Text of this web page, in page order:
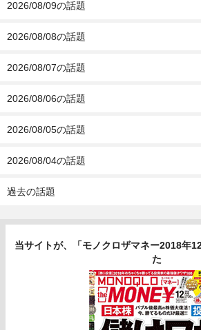
2026/08/09の話題
2026/08/08の話題
2026/08/07の話題
2026/08/06の話題
2026/08/05の話題
2026/08/04の話題
過去の話題
当サイトが、「モノクロザマネー2018年
た